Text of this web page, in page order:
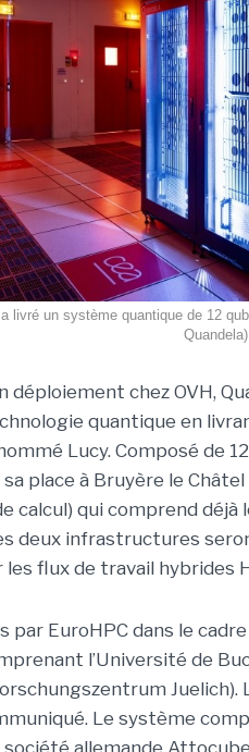
livré un système quantique de 12
Quandela)
déploiement chez OVH,
quantique en
Lucy. Composé de
place à Bruyère le
calcul) qui comprend déjà
deux infrastructures
les flux de travail hybrides
EuroHPC dans le
l’Université de
Juelich).
Le système
allemande